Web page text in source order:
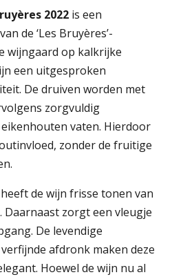
2022 is een
de ‘Les Bruyères’-
wijngaard op kalkrijke
een uitgesproken
De druiven worden met
zorgvuldig
vaten. Hierdoor
zonder de fruitige
de wijn frisse tonen van
zorgt een vleugje
De levendige
afdronk maken deze
Hoewel de wijn nu al